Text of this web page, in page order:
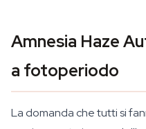
Amnesia Haze
a fotoperiodo
La domanda che tutti si